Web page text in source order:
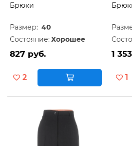
Брюки
Размер: 40
Состояние: Хорошее
827 руб.
2
1
1